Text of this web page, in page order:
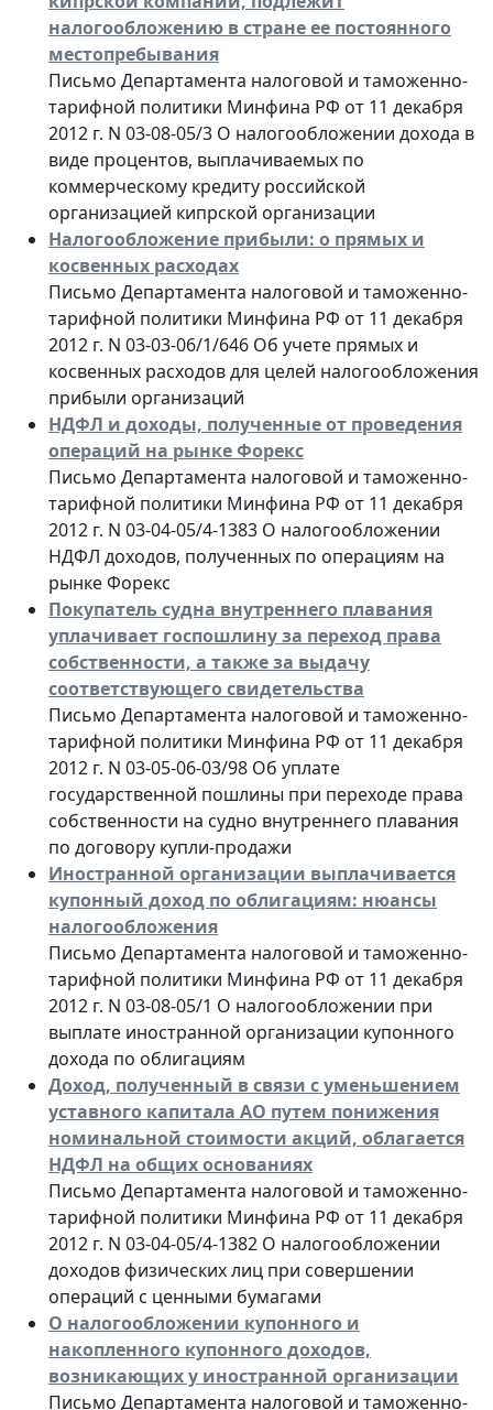
налогообложению в стране ее постоянного
местопребывания
Письмо Департамента налоговой и таможенно-
тарифной политики Минфина РФ от 11 декабря
2012 г. N 03-08-05/3 О налогообложении дохода в
виде процентов, выплачиваемых по
коммерческому кредиту российской
организацией кипрской организации
Налогообложение прибыли: о прямых и
косвенных расходах
Письмо Департамента налоговой и таможенно-
тарифной политики Минфина РФ от 11 декабря
2012 г. N 03-03-06/1/646 Об учете прямых и
косвенных расходов для целей налогообложения
прибыли организаций
НДФЛ и доходы, полученные от проведения
операций на рынке Форекс
Письмо Департамента налоговой и таможенно-
тарифной политики Минфина РФ от 11 декабря
2012 г. N 03-04-05/4-1383 О налогообложении
НДФЛ доходов, полученных по операциям на
рынке Форекс
Покупатель судна внутреннего плавания
уплачивает госпошлину за переход права
собственности, а также за выдачу
соответствующего свидетельства
Письмо Департамента налоговой и таможенно-
тарифной политики Минфина РФ от 11 декабря
2012 г. N 03-05-06-03/98 Об уплате
государственной пошлины при переходе права
собственности на судно внутреннего плавания
по договору купли-продажи
Иностранной организации выплачивается
купонный доход по облигациям: нюансы
налогообложения
Письмо Департамента налоговой и таможенно-
тарифной политики Минфина РФ от 11 декабря
2012 г. N 03-08-05/1 О налогообложении при
выплате иностранной организации купонного
дохода по облигациям
Доход, полученный в связи с уменьшением
уставного капитала АО путем понижения
номинальной стоимости акций, облагается
НДФЛ на общих основаниях
Письмо Департамента налоговой и таможенно-
тарифной политики Минфина РФ от 11 декабря
2012 г. N 03-04-05/4-1382 О налогообложении
доходов физических лиц при совершении
операций с ценными бумагами
О налогообложении купонного и
накопленного купонного доходов,
возникающих у иностранной организации
Письмо Департамента налоговой и таможенно-